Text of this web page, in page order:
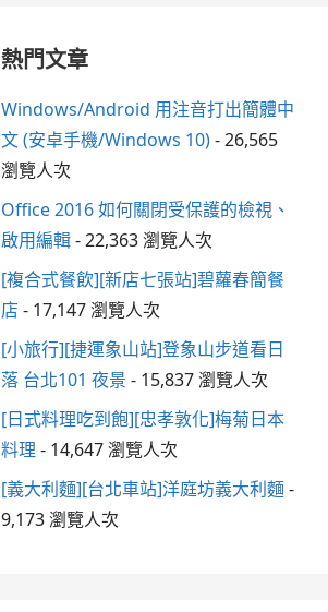
熱門文章
Windows/Android 用注音打出簡體中
文 (安卓手機/Windows 10)- 26,565
瀏覽人次
Office 2016 如何關閉受保護的檢視、
啟用編輯- 22,363 瀏覽人次
[複合式餐飲][新店七張站]碧蘿春簡餐
店- 17,147 瀏覽人次
[小旅行][捷運象山站]登象山步道看日
落 台北101 夜景 - 15,837 瀏覽人次
[日式料理吃到飽][忠孝敦化]梅菊日本
料理 - 14,647 瀏覽人次
[義大利麵][台北車站]洋庭坊義大利麵-
9,173 瀏覽人次